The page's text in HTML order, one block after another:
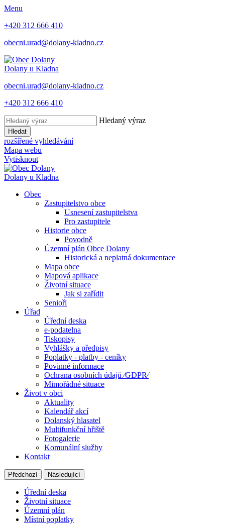
Menu
+420 312 666 410
obecni.urad@dolany-kladno.cz
Dolany u Kladna
obecni.urad@dolany-kladno.cz
+420 312 666 410
Hledaný výraz
Hledat
rozšířené vyhledávání
Mapa webu
Vytisknout
Dolany u Kladna
Obec
Zastupitelstvo obce
Usnesení zastupitelstva
Pro zastupitele
Historie obce
Povodně
Územní plán Obce Dolany
Historická a neplatná dokumentace
Mapa obce
Mapová aplikace
Životní situace
Jak si zařídit
Senioři
Úřad
Úřední deska
e-podatelna
Tiskopisy
Vyhlášky a předpisy
Poplatky - platby - ceníky
Povinné informace
Ochrana osobních údajů ⁄GDPR⁄
Mimořádné situace
Život v obci
Aktuality
Kalendář akcí
Dolanský hlasatel
Multifunkční hřiště
Fotogalerie
Komunální služby
Kontakt
Předchozí Následující
Úřední deska
Životní situace
Územní plán
Místní poplatky